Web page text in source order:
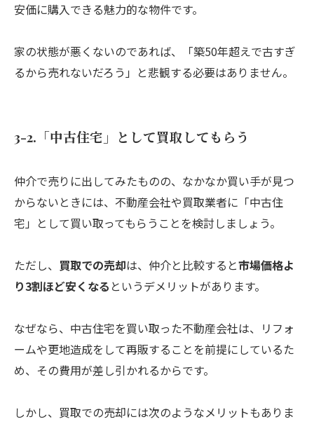
安価に購入できる魅力的な物件です。
家の状態が悪くないのであれば、「築50年超えで古すぎ
るから売れないだろう」と悲観する必要はありません。
3-2.「中古住宅」として買取してもらう
仲介で売りに出してみたものの、なかなか買い手が見つ
からないときには、不動産会社や買取業者に「中古住
宅」として買い取ってもらうことを検討しましょう。
ただし、 買取での売却は、仲介と比較すると市場価格よ
り3割ほど安くなる というデメリットがあります。
なぜなら、中古住宅を買い取った不動産会社は、リフォ
ームや更地造成をして再販することを前提にしているた
め、その費用が差し引かれるからです。
しかし、買取での売却には次のようなメリットもありま